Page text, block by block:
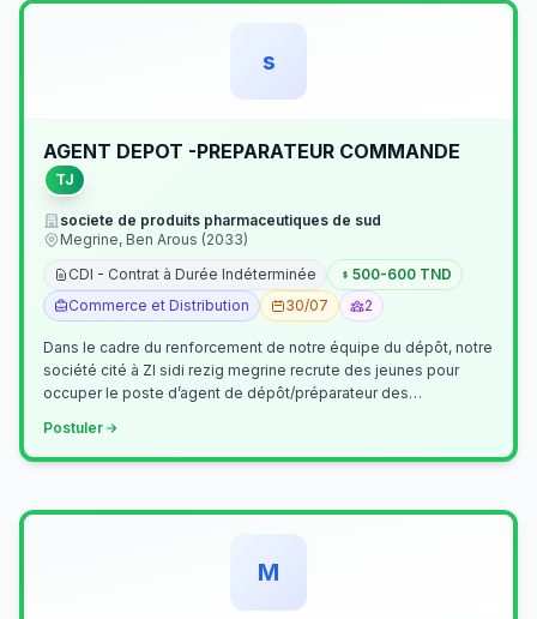
s
AGENT DEPOT -PREPARATEUR COMMANDE
TJ
societe de produits pharmaceutiques de sud
Megrine, Ben Arous (2033)
CDI - Contrat à Durée Indéterminée
500-600 TND
Commerce et Distribution
30/07 2
Dans le cadre du renforcement de notre équipe du dépôt, notre
société cité à ZI sidi rezig megrine recrute des jeunes pour
occuper le poste d’agent de dépôt/préparateur des
Postuler
M